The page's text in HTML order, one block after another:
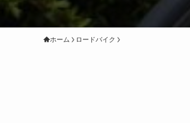
ホーム ロードバイク